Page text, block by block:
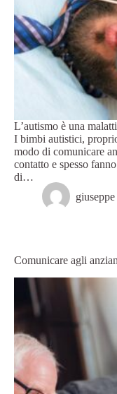
L’autismo è una
I bimbi autistici,
modo di comunicare
contatto e spesso
di…
Comunicare agli